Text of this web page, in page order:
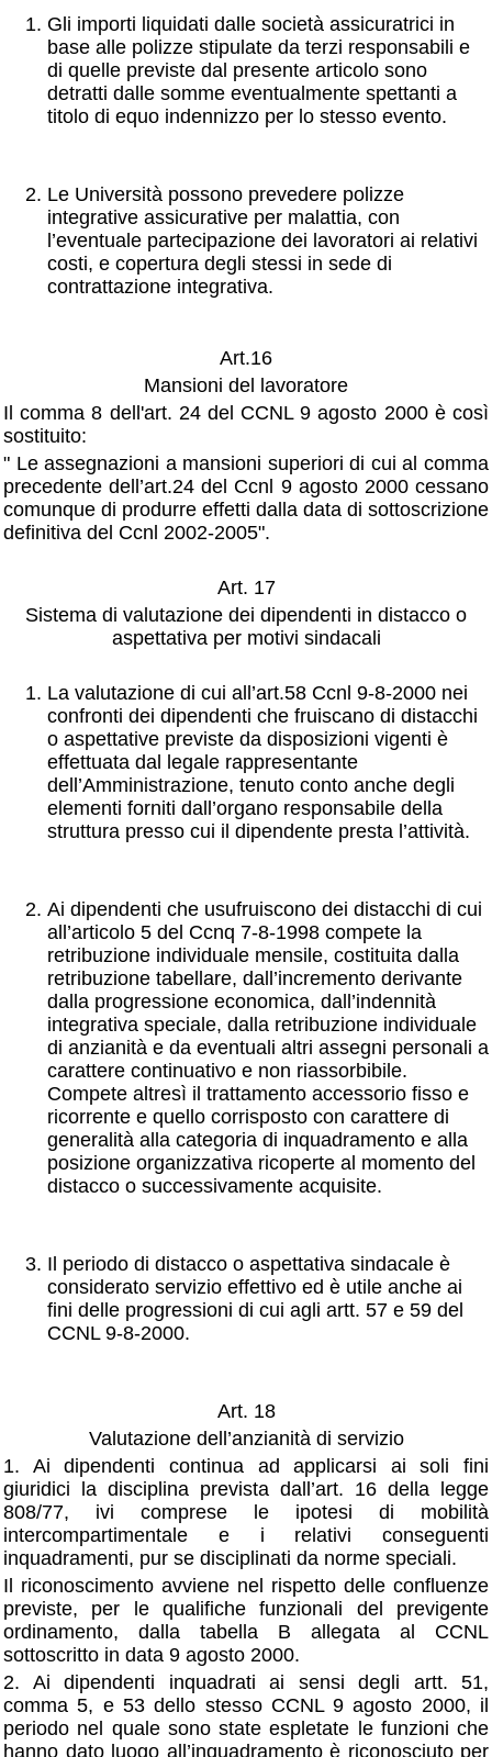
Gli importi liquidati dalle società assicuratrici in
base alle polizze stipulate da terzi responsabili e
di quelle previste dal presente articolo sono
detratti dalle somme eventualmente spettanti a
titolo di equo indennizzo per lo stesso evento.
Le Università possono prevedere polizze
integrative assicurative per malattia, con
l’eventuale partecipazione dei lavoratori ai relativi
costi, e copertura degli stessi in sede di
contrattazione integrativa.
Art.16
Mansioni del lavoratore
Il comma 8 dell'art. 24 del CCNL 9 agosto 2000 è così
sostituito:
" Le assegnazioni a mansioni superiori di cui al comma
precedente dell’art.24 del Ccnl 9 agosto 2000 cessano
comunque di produrre effetti dalla data di sottoscrizione
definitiva del Ccnl 2002-2005".
Art. 17
Sistema di valutazione dei dipendenti in distacco o
aspettativa per motivi sindacali
La valutazione di cui all’art.58 Ccnl 9-8-2000 nei
confronti dei dipendenti che fruiscano di distacchi
o aspettative previste da disposizioni vigenti è
effettuata dal legale rappresentante
dell’Amministrazione, tenuto conto anche degli
elementi forniti dall’organo responsabile della
struttura presso cui il dipendente presta l’attività.
Ai dipendenti che usufruiscono dei distacchi di cui
all’articolo 5 del Ccnq 7-8-1998 compete la
retribuzione individuale mensile, costituita dalla
retribuzione tabellare, dall’incremento derivante
dalla progressione economica, dall’indennità
integrativa speciale, dalla retribuzione individuale
di anzianità e da eventuali altri assegni personali a
carattere continuativo e non riassorbibile.
Compete altresì il trattamento accessorio fisso e
ricorrente e quello corrisposto con carattere di
generalità alla categoria di inquadramento e alla
posizione organizzativa ricoperte al momento del
distacco o successivamente acquisite.
Il periodo di distacco o aspettativa sindacale è
considerato servizio effettivo ed è utile anche ai
fini delle progressioni di cui agli artt. 57 e 59 del
CCNL 9-8-2000.
Art. 18
Valutazione dell’anzianità di servizio
1. Ai dipendenti continua ad applicarsi ai soli fini
giuridici la disciplina prevista dall’art. 16 della legge
808/77, ivi comprese le ipotesi di mobilità
intercompartimentale e i relativi conseguenti
inquadramenti, pur se disciplinati da norme speciali.
Il riconoscimento avviene nel rispetto delle confluenze
previste, per le qualifiche funzionali del previgente
ordinamento, dalla tabella B allegata al CCNL
sottoscritto in data 9 agosto 2000.
2. Ai dipendenti inquadrati ai sensi degli artt. 51,
comma 5, e 53 dello stesso CCNL 9 agosto 2000, il
periodo nel quale sono state espletate le funzioni che
hanno dato luogo all’inquadramento è riconosciuto per